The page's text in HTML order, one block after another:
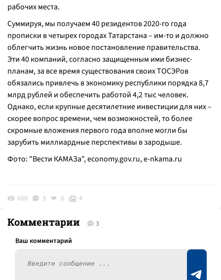
рабочих места.
Суммируя, мы получаем 40 резидентов 2020-го года
прописки в четырех городах Татарстана – им-то и должно
облегчить жизнь новое постановление правительства.
Эти 40 компаний, согласно защищенным ими бизнес-
планам, за все время существования своих ТОСЭРов
обязались привлечь в экономику республики порядка 8,7
млрд рублей и обеспечить работой 4,2 тыс человек.
Однако, если крупные десятилетние инвестиции для них –
скорее вопрос времени, чем возможностей, то более
скромные вложения первого года вполне могли бы
зарубить миллиардные перспективы в зародыше.
Фото: "Вести КАМАЗа", economy.gov.ru,e-nkama.ru
650 3 0 4
Комментарии 3